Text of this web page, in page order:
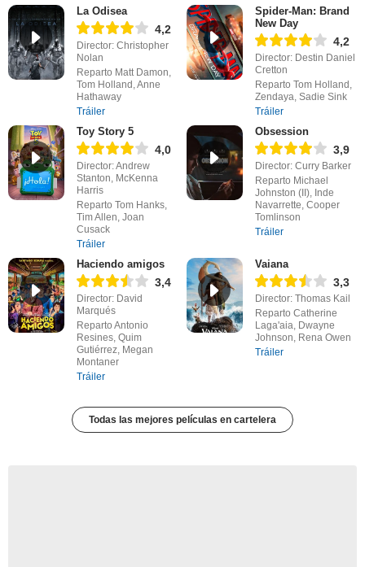
La Odisea
4,2
Director: Christopher
Nolan
Reparto Matt Damon,
Tom Holland, Anne
Hathaway
Tráiler
Spider-Man: Brand
New Day
4,2
Director: Destin Daniel
Cretton
Reparto Tom Holland,
Zendaya, Sadie Sink
Tráiler
Toy Story 5
4,0
Director: Andrew
Stanton, McKenna
Harris
Reparto Tom Hanks,
Tim Allen, Joan
Cusack
Tráiler
Obsession
3,9
Director: Curry Barker
Reparto Michael
Johnston (II), Inde
Navarrette, Cooper
Tomlinson
Tráiler
Haciendo amigos
3,4
Director: David
Marqués
Reparto Antonio
Resines, Quim
Gutiérrez, Megan
Montaner
Tráiler
Vaiana
3,3
Director: Thomas Kail
Reparto Catherine
Laga'aia, Dwayne
Johnson, Rena Owen
Tráiler
Todas las mejores películas en cartelera